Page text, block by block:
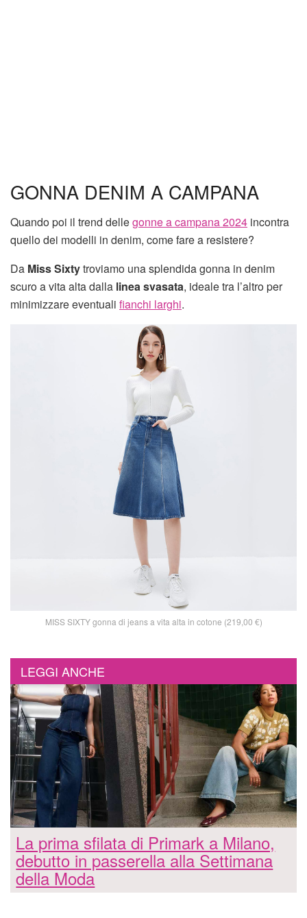
GONNA DENIM A CAMPANA
Quando poi il trend dellegonne a campana 2024 incontra
quello dei modelli in denim, come fare a resistere?
Da Miss Sixtytroviamo una splendida gonna in denim
scuro a vita alta dalla linea svasata, ideale tra l’altro per
minimizzare eventuali fianchi larghi.
MISS SIXTY gonna di jeans a vita alta in cotone (219,00 €)
LEGGI ANCHE
La prima sfilata di Primark a Milano,
debutto in passerella alla Settimana
della Moda